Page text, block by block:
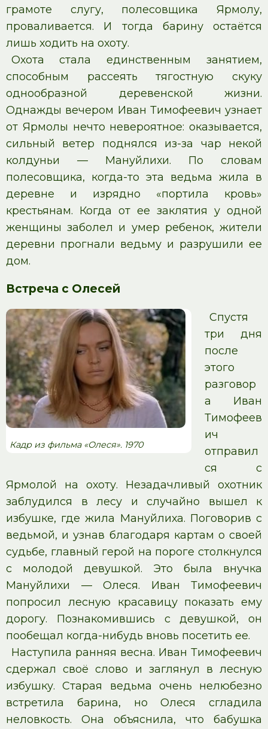
грамоте слугу, полесовщика Ярмолу,
проваливается. И тогда барину остаётся
лишь ходить на охоту.
Охота стала единственным занятием,
способным рассеять тягостную скуку
однообразной деревенской жизни.
Однажды вечером Иван Тимофеевич узнает
от Ярмолы нечто невероятное: оказывается,
сильный ветер поднялся из-за чар некой
колдуньи — Мануйлихи. По словам
полесовщика, когда-то эта ведьма жила в
деревне и изрядно «портила кровь»
крестьянам. Когда от ее заклятия у одной
женщины заболел и умер ребенок, жители
деревни прогнали ведьму и разрушили ее
дом.
Встреча с Олесей
Кадр из фильма «Олеся». 1970
Спустя
три дня
после
этого
разговор
а Иван
Тимофеев
ич
отправил
ся с
Ярмолой на охоту. Незадачливый охотник
заблудился в лесу и случайно вышел к
избушке, где жила Мануйлиха. Поговорив с
ведьмой, и узнав благодаря картам о своей
судьбе, главный герой на пороге столкнулся
с молодой девушкой. Это была внучка
Мануйлихи — Олеся. Иван Тимофеевич
попросил лесную красавицу показать ему
дорогу. Познакомившись с девушкой, он
пообещал когда-нибудь вновь посетить ее.
Наступила ранняя весна. Иван Тимофеевич
сдержал своё слово и заглянул в лесную
избушку. Старая ведьма очень нелюбезно
встретила барина, но Олеся сгладила
неловкость. Она объяснила, что бабушка